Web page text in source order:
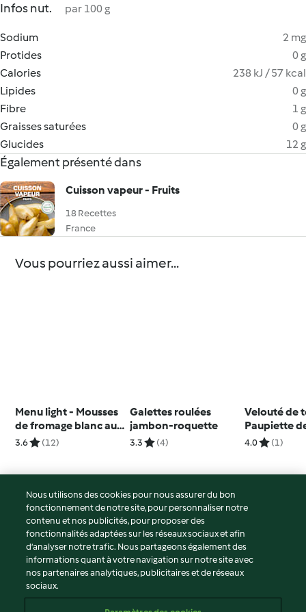
Infos nut. par 100 g
Sodium
2 mg
Protides
0 g
Calories
238 kJ / 57 kcal
Lipides
0 g
Fibre
1 g
Graisses saturées
0 g
Glucides
12 g
Également présenté dans
Cuisson vapeur - Fruits
18 Recettes
France
Vous pourriez aussi aimer...
Menu light - Mousses
de fromage blanc aux
fruits exotiques
3.6 (12)
Galettes roulées
jambon-roquette
3.3 (4)
Velouté de
Paupiette
millet,
4.0 (1)
© Copyright 2026
Conditions d'utilisation
Politique de confidentialité
Non-responsabilité
Mentions légales
Nous utilisons des cookies pour nous assurer du bon
fonctionnement de notre site, pour personnaliser notre
contenu et nos publicités, pour proposer des
fonctionnalités adaptées sur les réseaux sociaux et afin
d’analyser notre trafic. Nous partageons également des
informations quant à votre navigation sur notre site avec
nos partenaires analytiques, publicitaires et de réseaux
sociaux.